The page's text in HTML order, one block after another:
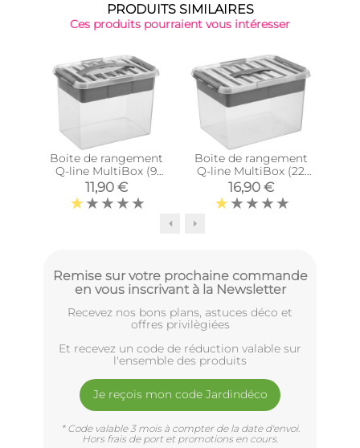
PRODUITS SIMILAIRES
Ces produits pourraient vous intéresser
Boite de rangement
Q-line MultiBox (9
litres)
11,90 €
Boite de rangement
Q-line MultiBox (22
litres)
16,90 €
Remise sur votre prochaine commande
en vous inscrivant à la Newsletter
Recevez nos bons plans, astuces déco et
offres privilègiées
Et recevez un code de réduction valable sur
l'ensemble des produits
Je reçois mon code Jardindéco
* Code valable 3 mois à compter de la date d'envoi.
Hors frais de port et promotions en cours.